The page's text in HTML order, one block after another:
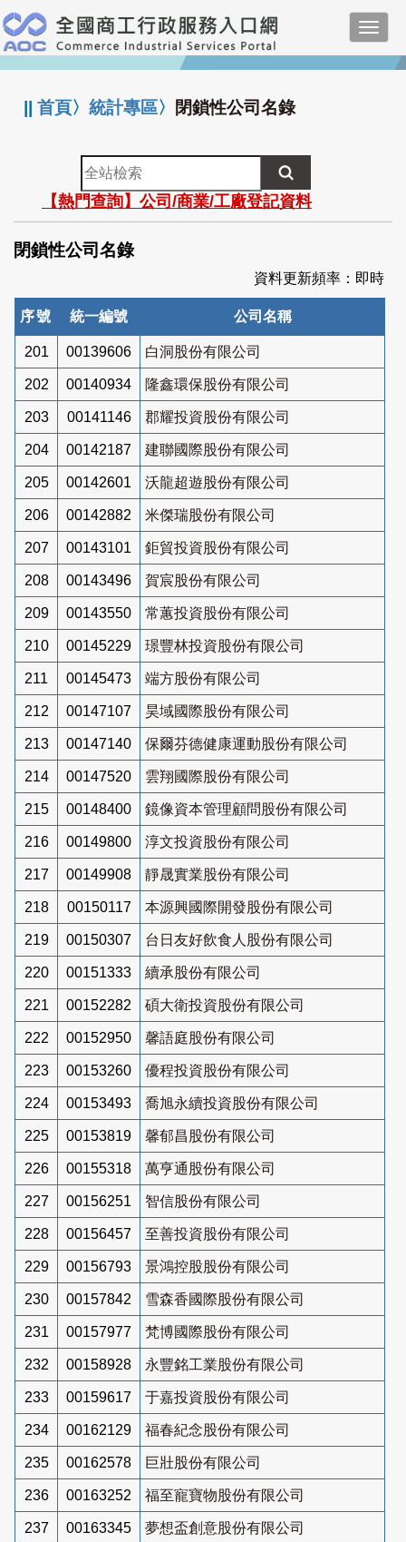
跳
到
主
要
:::
||首頁〉統計專區〉 閉鎖性公司名錄
全
站
檢
索
【熱門查詢】公司/商業/工廠登記資料
閉鎖性公司名錄
資料更新頻率：即時
序號 統一編號 公司名稱
201 00139606 白洞股份有限公司
202 00140934 隆鑫環保股份有限公司
203 00141146 郡耀投資股份有限公司
204 00142187 建聯國際股份有限公司
205 00142601 沃龍超遊股份有限公司
206 00142882 米傑瑞股份有限公司
207 00143101 鉅貿投資股份有限公司
208 00143496 賀宸股份有限公司
209 00143550 常蕙投資股份有限公司
210 00145229 璟豐林投資股份有限公司
211 00145473 端方股份有限公司
212 00147107 昊域國際股份有限公司
213 00147140 保爾芬德健康運動股份有限公司
214 00147520 雲翔國際股份有限公司
215 00148400 鏡像資本管理顧問股份有限公司
216 00149800 淳文投資股份有限公司
217 00149908 靜晟實業股份有限公司
218 00150117 本源興國際開發股份有限公司
219 00150307 台日友好飲食人股份有限公司
220 00151333 續承股份有限公司
221 00152282 碩大衛投資股份有限公司
222 00152950 馨語庭股份有限公司
223 00153260 優程投資股份有限公司
224 00153493 喬旭永續投資股份有限公司
225 00153819 馨郁昌股份有限公司
226 00155318 萬亨通股份有限公司
227 00156251 智信股份有限公司
228 00156457 至善投資股份有限公司
229 00156793 景鴻控股股份有限公司
230 00157842 雪森香國際股份有限公司
231 00157977 梵博國際股份有限公司
232 00158928 永豐銘工業股份有限公司
233 00159617 于嘉投資股份有限公司
234 00162129 福春紀念股份有限公司
235 00162578 巨壯股份有限公司
236 00163252 福至寵寶物股份有限公司
237 00163345 夢想盃創意股份有限公司